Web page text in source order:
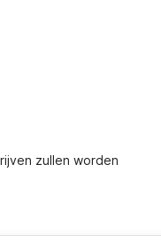
zullen worden